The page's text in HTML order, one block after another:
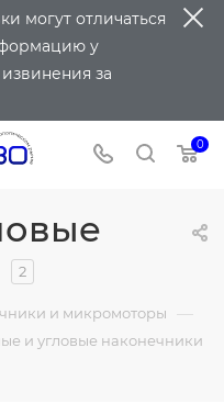
могут отличаться
у
за
0
2
и микромоторы —
и угловые наконечники